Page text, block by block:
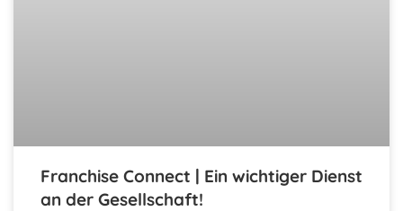
Franchise Connect | Ein wichtiger Dienst
an der Gesellschaft!